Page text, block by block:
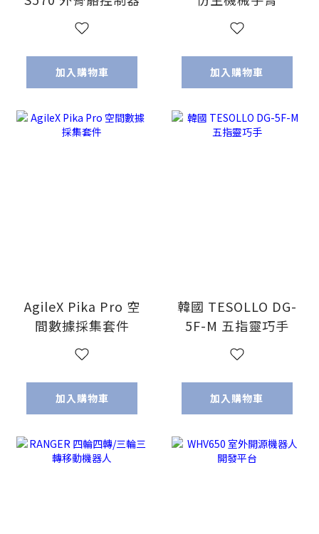
加入購物車 加入購物車
AgileX Pika Pro 空
間數據採集套件
加入購物車
韓國 TESOLLO DG-
5F-M 五指靈巧手
加入購物車